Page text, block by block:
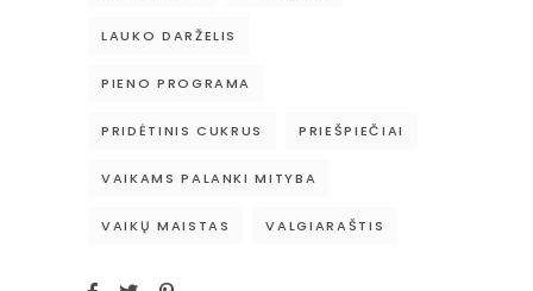
LAUKO DARŽELIS
PIENO PROGRAMA
PRIDĖTINIS CUKRUS PRIEŠPIEČIAI
VAIKAMS PALANKI MITYBA
VAIKŲ MAISTAS VALGIARAŠTIS